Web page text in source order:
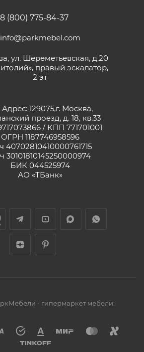
8 (800) 775-84-37
info@parkmebel.com
ул. Шереметьевская, д.20
правый эскалатор,
2 эт
129075,г. Москва,
проезд, д. 18, кв.33
/ КПП 771701001
ОГРН 1187746958596
40702810410000761715
30101810145250000974
БИК 044525974
АО «ТБанк»
- гипермаркет мебели: